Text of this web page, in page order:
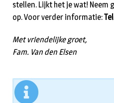
stellen. Lijkt het je wat!
op. Voor verder informatie:
Met vriendelijke groet,
Fam. Van den Elsen